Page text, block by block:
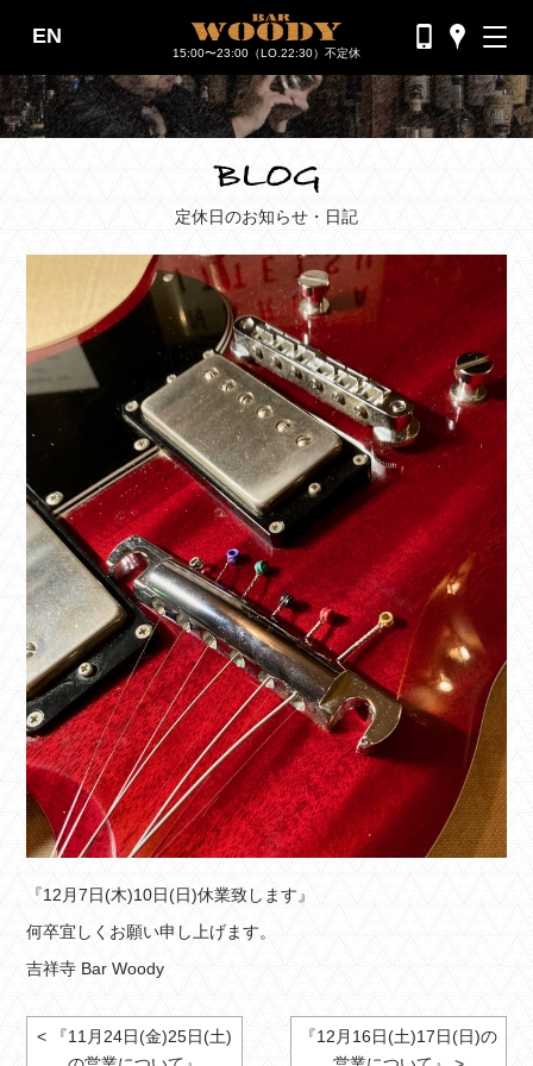
バーウッディTOP
バー ウッディについて
メニュー＆料金
おすすめカクテル
フォトギャラリー
ブログ
過去のブログ
EN
15:00〜23:00（LO.22:30）不定休
定休日のお知らせ・日記
『12月7日(木)10日(日)休業致します』
何卒宜しくお願い申し上げます。
吉祥寺 Bar Woody
< 『11月24日(金)25日(土)
『12月16日(土)17日(日)の